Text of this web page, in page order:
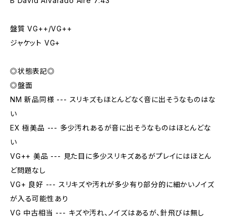
盤質 VG++/VG++
ジャケット VG+
◎状態表記◎
◎盤面
NM 新品同様 --- スリキズもほとんどなく音に出そうなものはな
い
EX 極美品 --- 多少汚れあるが音に出そうなものはほとんどな
い
VG++ 美品 --- 見た目に多少スリキズあるがプレイにはほとん
ど問題なし
VG+ 良好 --- スリキズや汚れが多少有り部分的に細かいノイズ
が入る可能性あり
VG 中古相当 --- キズや汚れ、ノイズはあるが、針飛びは無し